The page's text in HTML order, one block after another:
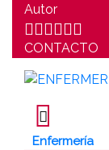
Autor
CONTACTO
Enfermería